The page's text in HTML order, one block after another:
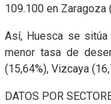
109.100 en Zaragoza
Así, Huesca se
menor tasa de
(15,64%), Vizcaya
DATOS POR